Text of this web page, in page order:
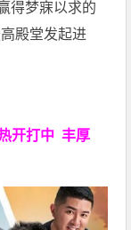
得梦寐以求的
殿堂发起进
开打中 丰厚